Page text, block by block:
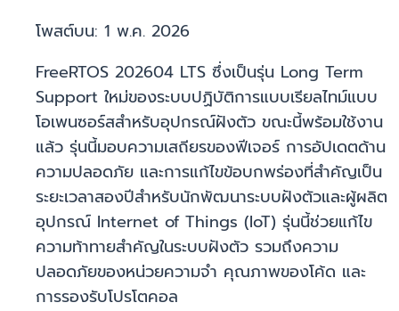
โพสต์บน: 1 พ.ค. 2026
FreeRTOS 202604 LTS ซึ่งเป็นรุ่น Long Term
Support ใหม่ของระบบปฏิบัติการแบบเรียลไทม์แบบ
โอเพนซอร์สสำหรับอุปกรณ์ฝังตัว ขณะนี้พร้อมใช้งาน
แล้ว รุ่นนี้มอบความเสถียรของฟีเจอร์ การอัปเดตด้าน
ความปลอดภัย และการแก้ไขข้อบกพร่องที่สำคัญเป็น
ระยะเวลาสองปีสำหรับนักพัฒนาระบบฝังตัวและผู้ผลิต
อุปกรณ์ Internet of Things (IoT) รุ่นนี้ช่วยแก้ไข
ความท้าทายสำคัญในระบบฝังตัว รวมถึงความ
ปลอดภัยของหน่วยความจำ คุณภาพของโค้ด และ
การรองรับโปรโตคอล